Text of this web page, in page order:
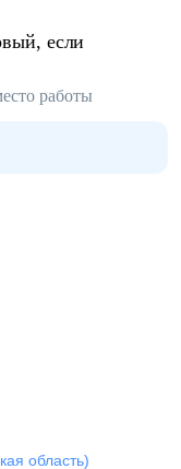
если
работы
область)